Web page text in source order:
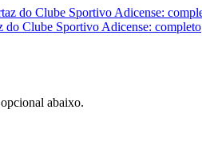
do Clube Sportivo Adicense: completo
abaixo.